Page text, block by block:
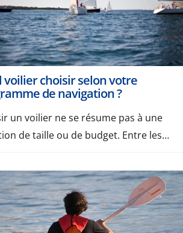
voilier choisir selon votre
de navigation ?
un voilier ne se résume pas à une
de taille ou de budget. Entre les
habitables pour partir plusieurs jours
unités plus techniques destinées à la
il est facile de s’y perdre lors
achat. Pourtant, en partant de